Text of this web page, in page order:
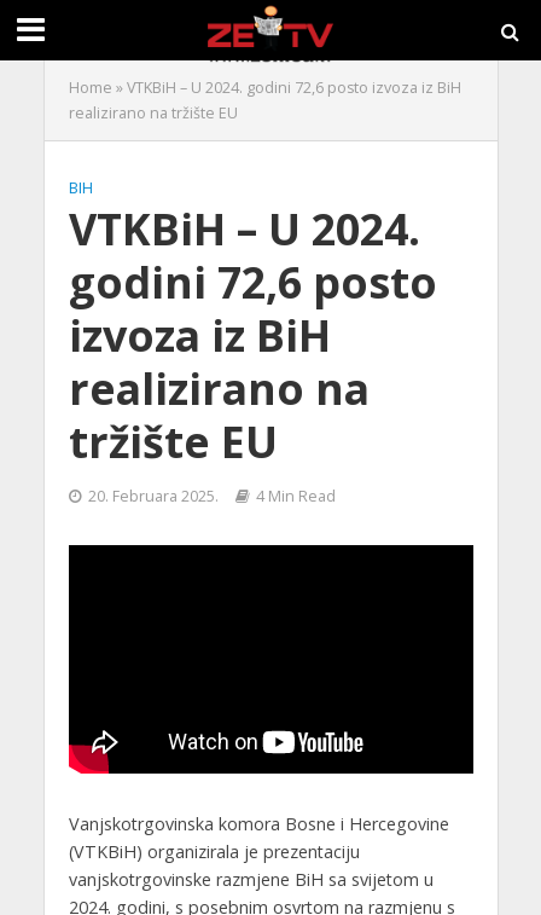
Home »VTKBiH – U 2024. godini 72,6 posto izvoza iz BiH
realizirano na tržište EU
BIH
VTKBiH – U 2024.
godini 72,6 posto
izvoza iz BiH
realizirano na
tržište EU
20. Februara 2025. 4 Min Read
Vanjskotrgovinska komora Bosne i Hercegovine
(VTKBiH) organizirala je prezentaciju
vanjskotrgovinske razmjene BiH sa svijetom u
2024. godini, s posebnim osvrtom na razmjenu s